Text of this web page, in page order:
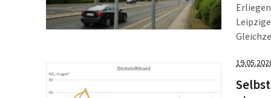
selbst
jetzt